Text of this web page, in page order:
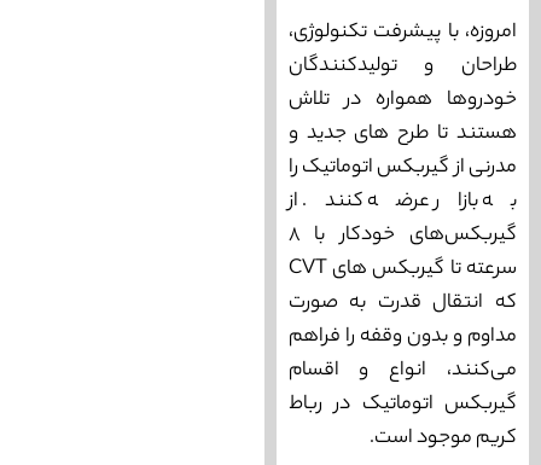
امروزه، با پیشرفت تکنولوژی،
طراحان و تولیدکنندگان
خودروها همواره در تلاش
هستند تا طرح‌ های جدید و
مدرنی از گیربکس اتوماتیک را
به بازار عرضه کنند. از
گیربکس‌های خودکار با 8
سرعته تا گیربکس ‌های CVT
که انتقال قدرت به صورت
مداوم و بدون وقفه را فراهم
می‌‌‌کنند، انواع و اقسام
گیربکس اتوماتیک در رباط
کریم موجود است.